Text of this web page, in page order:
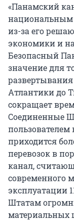
«Панамский
национальным
из-за его
экономики и
Безопасный
значение для
Атлантики до
сокращает
Соединенные
пользователем
приходится
перевозок в
канал,
современного
эксплуатации
Штатам
материальных